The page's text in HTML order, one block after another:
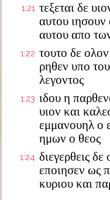
1:21 τεξεται δε
αυτου ιησουν
αυτου απο
1:22 τουτο δε
ρηθεν υπο
λεγοντος
1:23 ιδου η
υιον και
εμμανουηλ ο
ημων ο θεος
1:24 διεγερθεις
εποιησεν ως
κυριου και